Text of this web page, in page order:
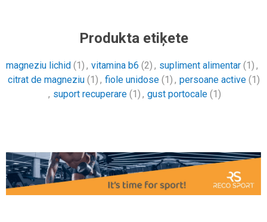
Produkta etiķete
magneziu lichid (1) , vitamina b6 (2) , supliment alimentar (1) ,
citrat de magneziu (1) , fiole unidose (1) , persoane active (1)
, suport recuperare (1) , gust portocale (1)